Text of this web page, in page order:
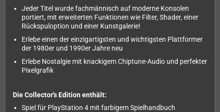
Jeder Titel wurde fachmännisch auf moderne Konsolen
portiert, mit erweiterten Funktionen wie Filter, Shader, einer
Rückspuloption und einer Kunstgalerie!
Erlebe einen der einzigartigsten und wichtigsten Plattformer
der 1980er und 1990er Jahre neu
Erlebe Nostalgie mit knackigem Chiptune-Audio und perfekter
Pixelgrafik
Die Collector's Edition enthält:
Spiel für PlayStation 4 mit farbigem Spielhandbuch